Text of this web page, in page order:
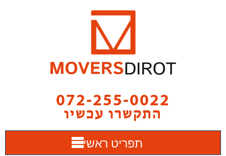
072-255-0022
התקשרו עכשיו
תפריט ראשי